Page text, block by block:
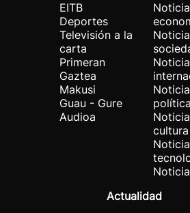
EITB
Deportes
Televisión a la
carta
Primeran
Gaztea
Makusi
Guau - Gure
Audioa
política
cultura
Actualidad